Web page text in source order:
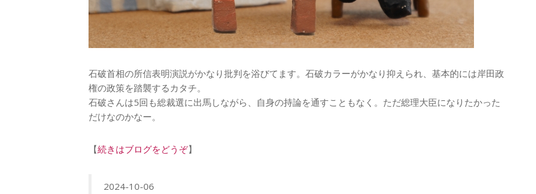
石破首相の所信表明演説がかなり批判を浴びてます。石破カラーがかなり抑えられ、基本的には岸田政
権の政策を踏襲するカタチ。
石破さんは5回も総裁選に出馬しながら、自身の持論を通すこともなく。ただ総理大臣になりたかった
だけなのかなー。
【続きはブログをどうぞ】
2024-10-06